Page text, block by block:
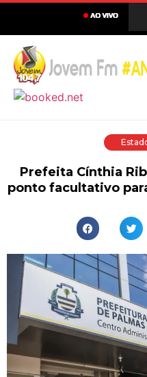
Prefeita Cínthia
ponto facultativo